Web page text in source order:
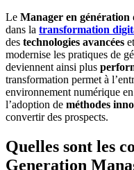
Le Manager en génération
dans la transformation
des technologies avancées
modernise les pratiques de
deviennent ainsi plus
transformation permet à
environnement numérique
l’adoption de méthodes
convertir des prospects.
Quelles sont les
Generation